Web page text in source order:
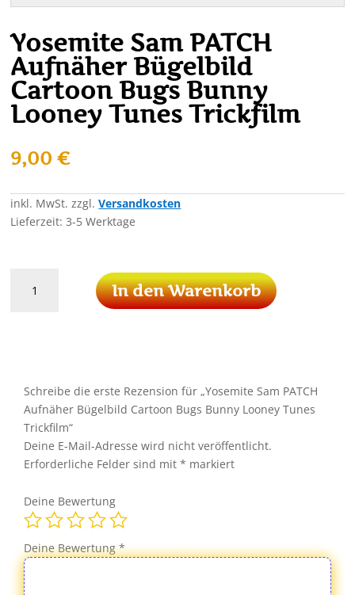
Yosemite Sam PATCH
Aufnäher Bügelbild
Cartoon Bugs Bunny
Looney Tunes Trickfilm
9,00€
inkl. MwSt. zzgl.Versandkosten
Lieferzeit:3-5 Werktage
Bugs
Bunny
Looney
Tunes
Trickfilm
In den Warenkorb
Schreibe die erste Rezension für „Yosemite Sam PATCH
Aufnäher Bügelbild Cartoon Bugs Bunny Looney Tunes
Trickfilm“
Deine E-Mail-Adresse wird nicht veröffentlicht.
Erforderliche Felder sind mit* markiert
Deine Bewertung
Deine Bewertung*